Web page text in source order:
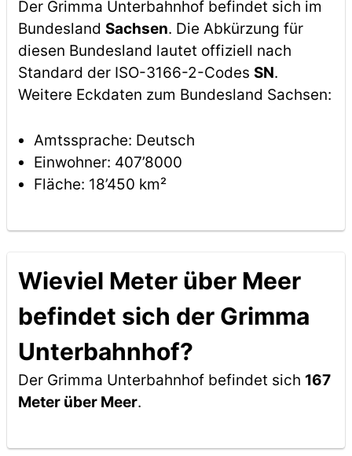
Der Grimma Unterbahnhof befindet sich im
Bundesland Sachsen. Die Abkürzung für
diesen Bundesland lautet offiziell nach
Standard der ISO-3166-2-Codes SN.
Weitere Eckdaten zum Bundesland Sachsen:
Amtssprache: Deutsch
Einwohner: 407’8000
Fläche: 18’450 km²
Wieviel Meter über Meer
befindet sich der Grimma
Unterbahnhof?
Der Grimma Unterbahnhof befindet sich 167
Meter über Meer.